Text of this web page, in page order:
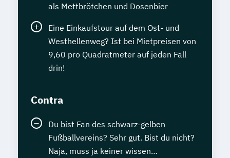
als Mettbrötchen und Dosenbier
Eine Einkaufstour auf dem Ost- und
Westhellenweg? Ist bei Mietpreisen von
9,60 pro Quadratmeter auf jeden Fall
drin!
Contra
Du bist Fan des schwarz-gelben
Fußballvereins? Sehr gut. Bist du nicht?
Naja, muss ja keiner wissen…